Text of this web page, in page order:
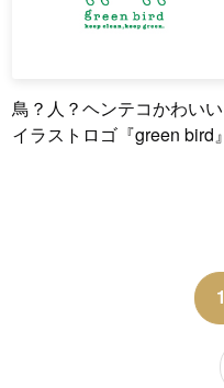
鳥？人？ヘンテコかわいい
イラストロゴ『green bird』
1